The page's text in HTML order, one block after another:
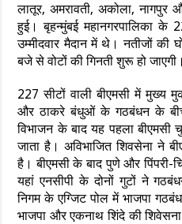
लातूर, अमरावती, अकोला, नागपुर
हुई। बृहन्मुंबई महानगरपालिका के
उम्मीदवार मैदान में थे। नतीजों की
बजे से वोटों की गिनती शुरू हो जाएगी।
227 सीटों वाली बीएमसी में मुख्य
और ठाकरे बंधुओं के गठबंधन के
विभाजन के बाद यह पहला बीएमसी
जाता है। अविभाजित शिवसेना ने
है। बीएमसी के बाद पुणे और पिंपरी-
यहां एनसीपी के दोनों गुटों ने
निगम के एग्जिट पोल में भाजपा
भाजपा और एकनाथ शिंदे की